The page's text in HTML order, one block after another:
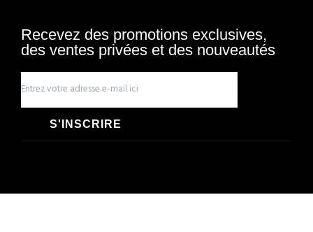
Recevez des promotions exclusives,
des ventes privées et des nouveautés
S'INSCRIRE